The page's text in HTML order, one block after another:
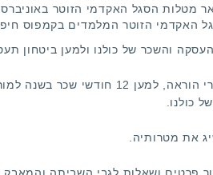
מטלות הסגל האקדמי הזוטר
האקדמי הזוטר המלמדים בקמפוס
והשכר של כולנו ולמען ביטחון
אנו שובתים למען שכר הוגן
כולנו.
את מטרותיה.